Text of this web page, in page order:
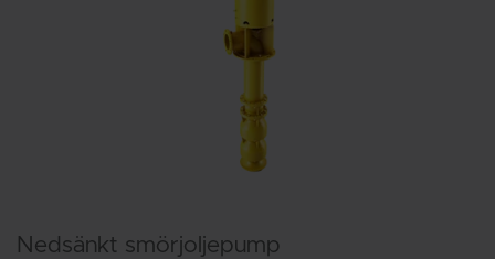
Nedsänkt smörjoljepump